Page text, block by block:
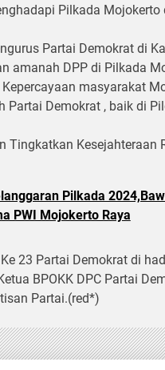
Pilkada
Partai Demokrat di
amanah DPP di Pilkada
masyarakat
Partai Demokrat , baik di
Tingkatkan Kesejahteraan
Pilkada
PWI Mojokerto Raya
23 Partai Demokrat di
BPOKK DPC Partai
Partai.(red*)